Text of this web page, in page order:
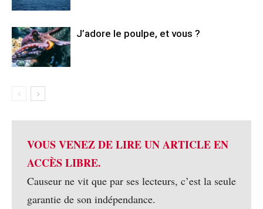
J’adore le poulpe, et vous ?
VOUS VENEZ DE LIRE UN ARTICLE EN
ACCÈS LIBRE.
Causeur ne vit que par ses lecteurs, c’est la seule
garantie de son indépendance.